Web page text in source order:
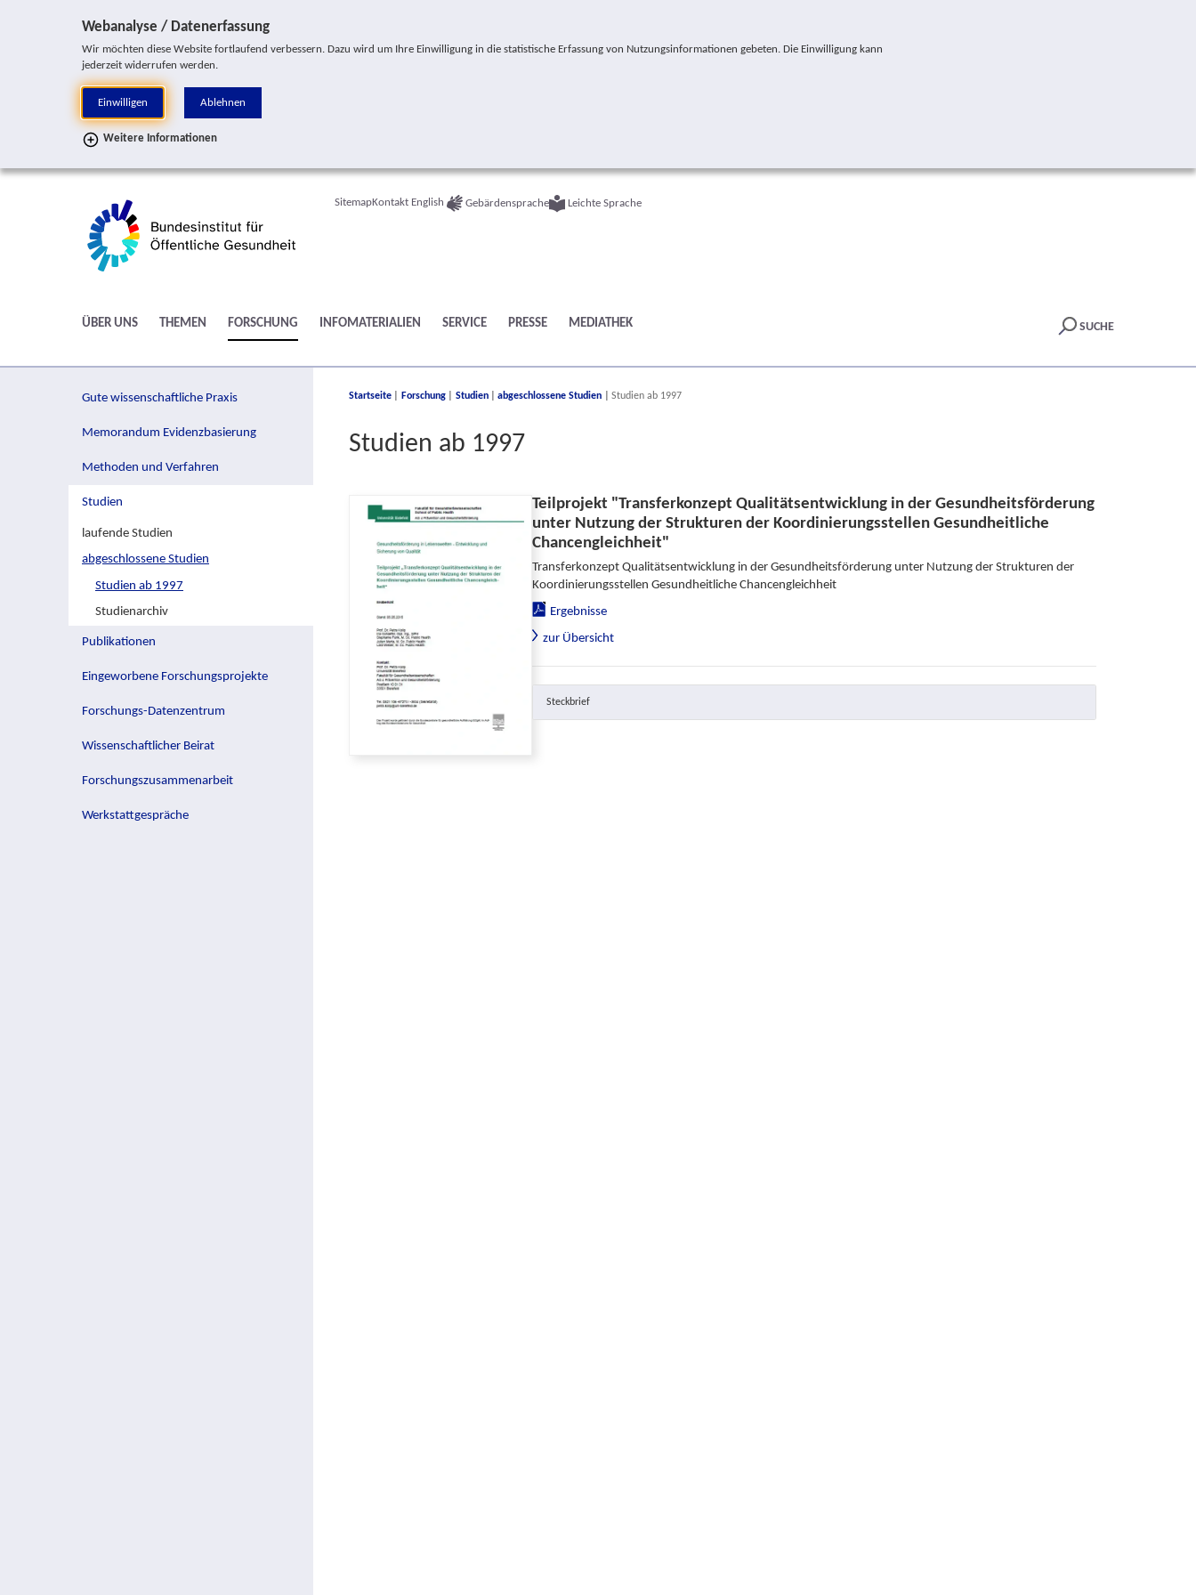
Webanalyse / Datenerfassung
Wir möchten diese Website fortlaufend verbessern. Dazu wird um Ihre Einwilligung in die statistische Erfassung von Nutzungsinformationen gebeten. Die Einwilligung kann
jederzeit widerrufen werden.
Einwilligen Ablehnen
Weitere Informationen
SitemapKontakt English Gebärdensprache Leichte Sprache
ÜBER UNS THEMEN FORSCHUNG INFOMATERIALIEN SERVICE PRESSE MEDIATHEK SUCHE
Gute wissenschaftliche Praxis
Memorandum Evidenzbasierung
Methoden und Verfahren
Studien
laufende Studien
abgeschlossene Studien
Studien ab 1997
Studienarchiv
Publikationen
Eingeworbene Forschungsprojekte
Forschungs-Datenzentrum
Wissenschaftlicher Beirat
Forschungszusammenarbeit
Werkstattgespräche
You are here:
Startseite Forschung Studien abgeschlossene Studien Studien ab 1997
Studien ab 1997
Teilprojekt "Transferkonzept Qualitätsentwicklung in der Gesundheitsförderung
unter Nutzung der Strukturen der Koordinierungsstellen Gesundheitliche
Chancengleichheit"
Transferkonzept Qualitätsentwicklung in der Gesundheitsförderung unter Nutzung der Strukturen der
Koordinierungsstellen Gesundheitliche Chancengleichheit
Ergebnisse
zur Übersicht
Steckbrief